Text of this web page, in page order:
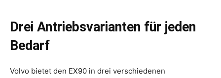
Drei Antriebsvarianten für jeden
Bedarf
Volvo bietet den EX90 in drei verschiedenen